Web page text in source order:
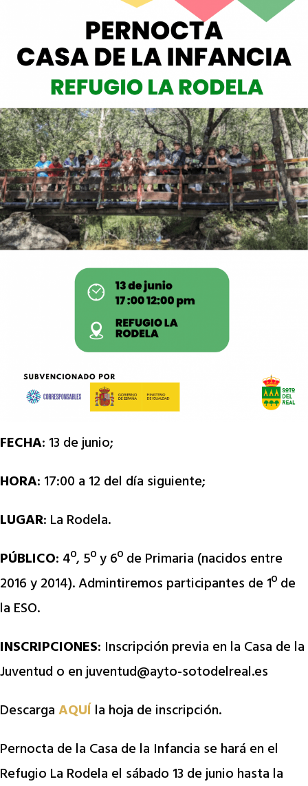
FECHA: 13 de junio;
HORA: 17:00 a 12 del día siguiente;
LUGAR: La Rodela.
PÚBLICO: 4º, 5º y 6º de Primaria (nacidos entre
2016 y 2014). Admintiremos participantes de 1º de
la ESO.
INSCRIPCIONES: Inscripción previa en la Casa de la
Juventud o enjuventud@ayto-sotodelreal.es
DescargaAQUÍla hoja de inscripción.
Pernocta de la Casa de la Infancia se hará en el
Refugio La Rodela el sábado 13 de junio hasta la